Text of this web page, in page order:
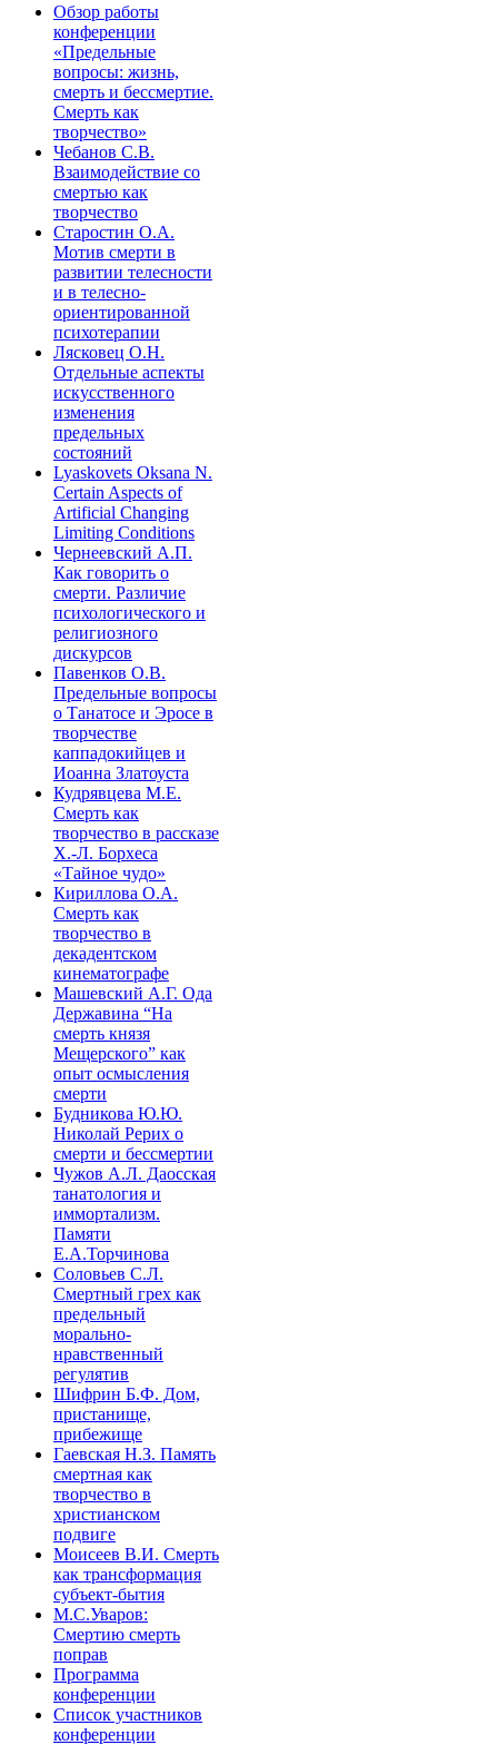
Обзор работы
конференции
«Предельные
вопросы: жизнь,
смерть и бессмертие.
Смерть как
творчество»
Чебанов С.В.
Взаимодействие со
смертью как
творчество
Старостин О.А.
Мотив смерти в
развитии телесности
и в телесно-
ориентированной
психотерапии
Лясковец О.Н.
Отдельные аспекты
искусственного
изменения
предельных
состояний
Lyaskovets Oksana N.
Certain Aspects of
Artificial Changing
Limiting Conditions
Чернеевский А.П.
Как говорить о
смерти. Различие
психологического и
религиозного
дискурсов
Павенков О.В.
Предельные вопросы
о Танатосе и Эросе в
творчестве
каппадокийцев и
Иоанна Златоуста
Кудрявцева М.Е.
Смерть как
творчество в рассказе
Х.-Л. Борхеса
«Тайное чудо»
Кириллова О.А.
Смерть как
творчество в
декадентском
кинематографе
Машевский А.Г. Ода
Державина “На
смерть князя
Мещерского” как
опыт осмысления
смерти
Будникова Ю.Ю.
Николай Рерих о
смерти и бессмертии
Чужов А.Л. Даосская
танатология и
иммортализм.
Памяти
Е.А.Торчинова
Соловьев С.Л.
Смертный грех как
предельный
морально-
нравственный
регулятив
Шифрин Б.Ф. Дом,
пристанище,
прибежище
Гаевская Н.З. Память
смертная как
творчество в
христианском
подвиге
Моисеев В.И. Смерть
как трансформация
субъект-бытия
М.С.Уваров:
Смертию смерть
поправ
Программа
конференции
Список участников
конференции